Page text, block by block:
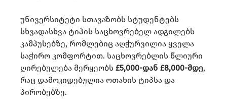
უნივერსიტეტი სთავაზობს სტუდენტებს
სხვადასხვა ტიპის საცხოვრებელ ადგილებს
კამპუსებზე, რომლებიც აღჭურვილია ყველა
საჭირო კომფორტით. საცხოვრებლის წლიური
ღირებულება მერყეობს £5,000-დან £8,000-მდე,
რაც დამოკიდებულია ოთახის ტიპსა და
პირობებზე.